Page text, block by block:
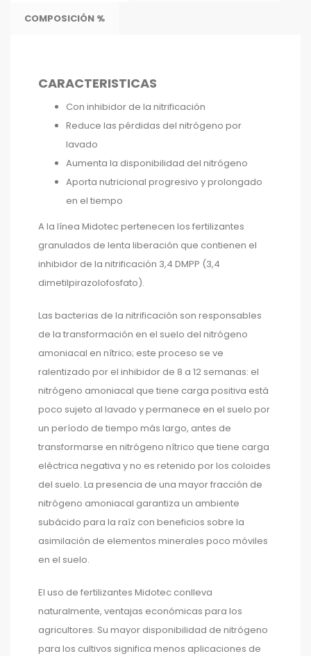
COMPOSICIÓN %
CARACTERISTICAS
Con inhibidor de la nitrificación
Reduce las pérdidas del nitrógeno por
lavado
Aumenta la disponibilidad del nitrógeno
Aporta nutricional progresivo y prolongado
en el tiempo
A la línea Midotec pertenecen los fertilizantes
granulados de lenta liberación que contienen el
inhibidor de la nitrificación 3,4 DMPP (3,4
dimetilpirazolofosfato).
Las bacterias de la nitrificación son responsables
de la transformación en el suelo del nitrógeno
amoniacal en nítrico; este proceso se ve
ralentizado por el inhibidor de 8 a 12 semanas: el
nitrógeno amoniacal que tiene carga positiva está
poco sujeto al lavado y permanece en el suelo por
un período de tiempo más largo, antes de
transformarse en nitrógeno nítrico que tiene carga
eléctrica negativa y no es retenido por los coloides
del suelo. La presencia de una mayor fracción de
nitrógeno amoniacal garantiza un ambiente
subácido para la raíz con beneficios sobre la
asimilación de elementos minerales poco móviles
en el suelo.
El uso de fertilizantes Midotec conlleva
naturalmente, ventajas económicas para los
agricultores. Su mayor disponibilidad de nitrógeno
para los cultivos significa menos aplicaciones de